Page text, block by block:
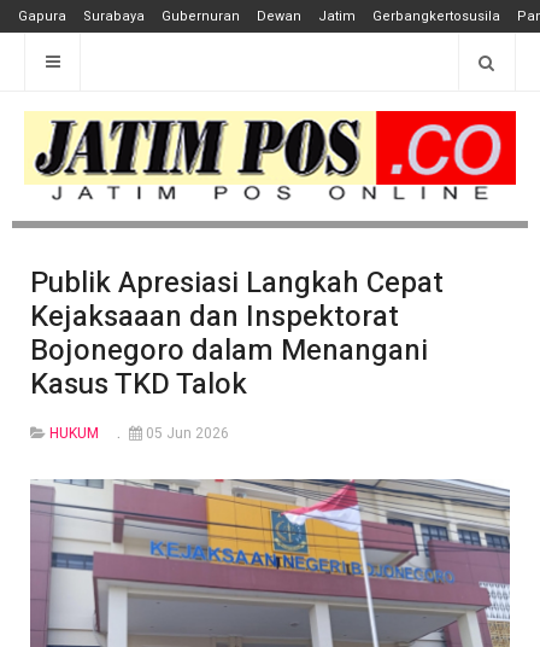
Gapura Surabaya Gubernuran Dewan Jatim Gerbangkertosusila
Publik Apresiasi Langkah Cepat
Kejaksaaan dan Inspektorat
Bojonegoro dalam Menangani
Kasus TKD Talok
HUKUM 05 Jun 2026